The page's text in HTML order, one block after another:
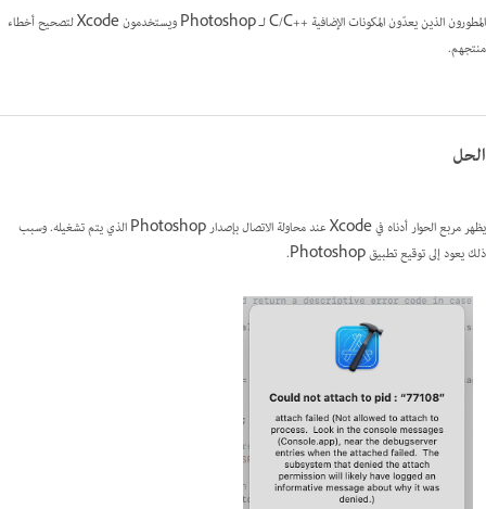
المطورون الذين يعدّون المكونات الإضافية C/C++‎ لـ Photoshop ويستخدمون Xcode لتصحيح أخطاء
منتجهم.
الحل
يظهر مربع الحوار أدناه في Xcode عند محاولة الاتصال بإصدار Photoshop الذي يتم تشغيله. وسبب
ذلك يعود إلى توقيع تطبيق Photoshop.